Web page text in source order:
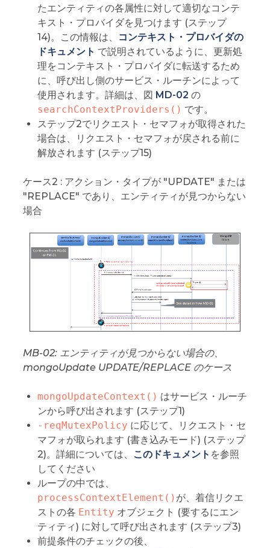
たエンティティの各属性に対して適切なコンテ
キスト・プロバイダを見つけます (ステップ
14)。この情報は、
コンテキスト・プロバイダの
ドキュメント で説明されているように、更新処
理をコンテキスト・プロバイダに転送するため
に、呼び出し側のサービス・ルーチンによって
使用されます。詳細は、図 MD-02 の
searchContextProviders() です。
ステップ2でリクエスト・セマフォが取得された
場合は、リクエスト・セマフォが戻される前に
解放されます (ステップ15)
ケース2 : アクション・タイプが "UPDATE" または
"REPLACE" であり、エンティティが見つからない
場合
MB-02: エンティティが見つからない場合の、
mongoUpdate UPDATE/REPLACE のケース
mongoUpdateContext() はサービス・ルーチ
ンから呼び出されます (ステップ1)
-reqMutexPolicy に応じて、リクエスト・セ
マフォが取られます (書き込みモード) (ステップ
2)。詳細については、
このドキュメント を参照
してください
ループの中では、
processContextElement() が、着信リクエ
ストの各 Entity オブジェクト (要するにエン
ティティ) に対して呼び出されます (ステップ3)
前提条件のチェックの後、